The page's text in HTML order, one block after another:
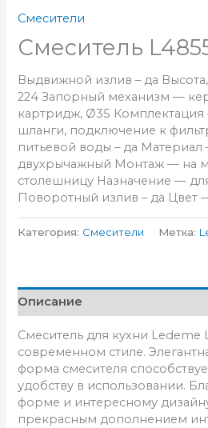
Смесители
Смеситель
Выдвижной излив – да
224 Запорный механизм —
картридж, Ø35 Комплектация
шланги, подключение к
питьевой воды – да Материал
двухрычажный Монтаж — на
столешницу Назначение —
Поворотный излив – да
Категория: Смесители Метка:
Описание
Смеситель для кухни Ledeme
современном стиле.
форма смесителя
удобству в использовании.
форме и интересному
прекрасным дополнением